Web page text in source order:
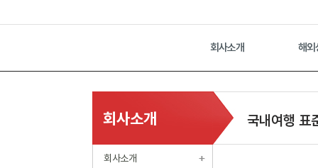
회사소개 해외
회사소개
회사소개
국내여행 표